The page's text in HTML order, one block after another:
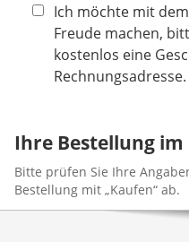
Ich möchte mit
Freude machen,
kostenlos eine
Rechnungsadresse.
Ihre Bestellung
Bitte prüfen Sie Ihre
Bestellung mit „Kaufen“ ab.